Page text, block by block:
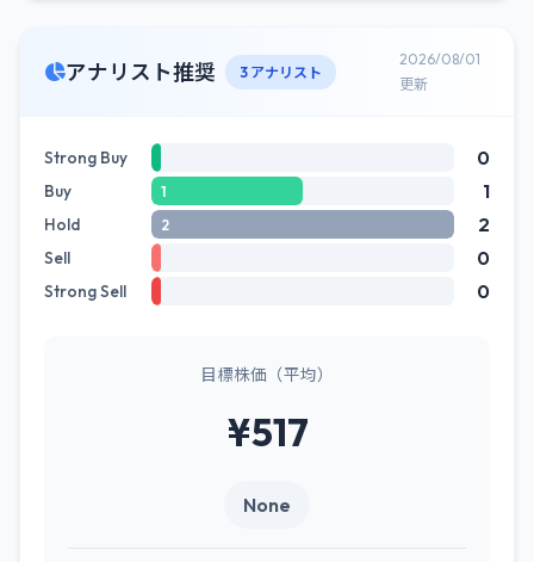
アナリスト推奨 3 アナリスト
2026/08/01
更新
Strong Buy 0
Buy 1 1
Hold 2 2
Sell 0
Strong Sell 0
目標株価（平均）
¥517
None